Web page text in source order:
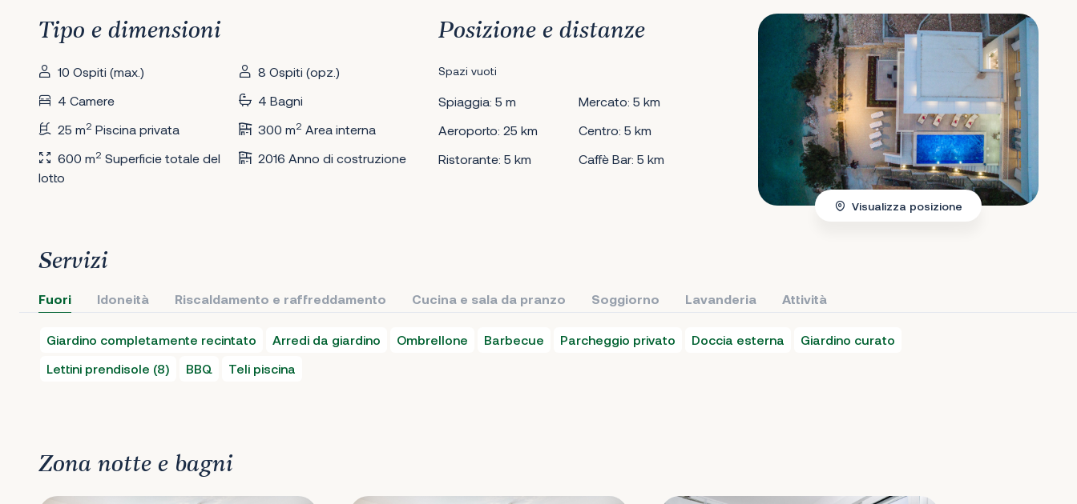
Tipo e dimensioni
10 Ospiti (max.)
8 Ospiti (opz.)
4 Camere
4 Bagni
25 m2 Piscina privata 300 m2 Area interna
600 m2 Superficie totale del
lotto
2016 Anno di costruzione
Posizione e distanze
Spazi vuoti
Spiaggia: 5 m
Mercato: 5 km
Aeroporto: 25 km
Centro: 5 km
Ristorante: 5 km
Caffè Bar: 5 km
Visualizza posizione
Servizi
Fuori Idoneità Riscaldamento e raffreddamento Cucina e sala da pranzo Soggiorno Lavanderia Attività
Giardino completamente recintato Arredi da giardino Ombrellone Barbecue Parcheggio privato Doccia esterna
Giardino curato
Lettini prendisole (8)
BBQ Teli piscina
Zona notte e bagni